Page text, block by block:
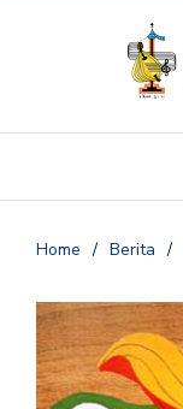
Home / Berita /